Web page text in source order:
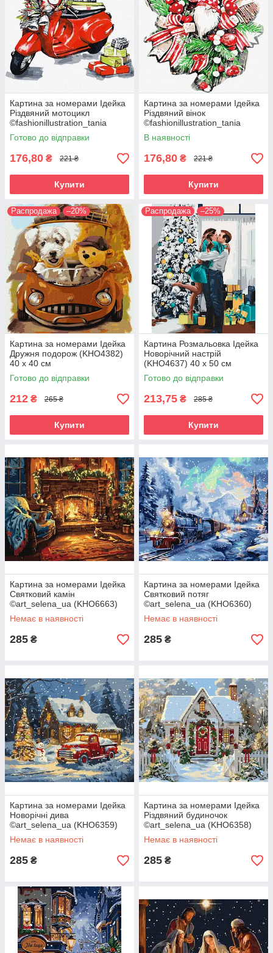
Картина за номерами Ідейка
Різдвяний мотоцикл
©fashionillustration_tania
(KHO5011) 30 х 30 см
Готово до відправки
176,80 ₴ 221 ₴
Купити
Картина за номерами Ідейка
Різдвяний вінок
©fashionillustration_tania
(KHO5071) 30 х 30 см
В наявності
176,80 ₴ 221 ₴
Купити
Распродажа –20%
Картина за номерами Ідейка
Дружня подорож (KHO4382)
40 х 40 см
Готово до відправки
212 ₴ 265 ₴
Купити
Распродажа –25%
Картина Розмальовка Ідейка
Новорічний настрій
(KHO4637) 40 х 50 см
Готово до відправки
213,75 ₴ 285 ₴
Купити
Картина за номерами Ідейка
Святковий камін
©art_selena_ua (KHO6663)
40 х 50 см
Немає в наявності
285 ₴
Картина за номерами Ідейка
Святковий потяг
©art_selena_ua (KHO6360)
40 х 50 см
Немає в наявності
285 ₴
Картина за номерами Ідейка
Новорічні дива
©art_selena_ua (KHO6359)
40 х 50 см
Немає в наявності
285 ₴
Картина за номерами Ідейка
Різдвяний будиночок
©art_selena_ua (KHO6358)
40 х 50 см
Немає в наявності
285 ₴